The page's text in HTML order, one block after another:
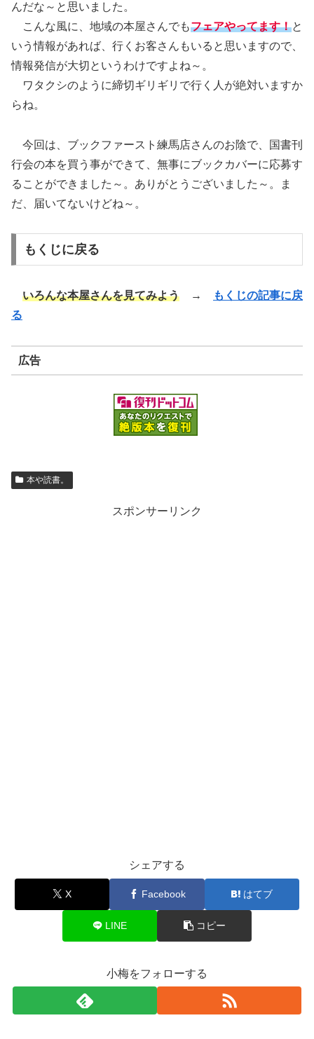
んだな～と思いました。
こんな風に、地域の本屋さんでもフェアやってます！と
いう情報があれば、行くお客さんもいると思いますので、
情報発信が大切というわけですよね～。
ワタクシのように締切ギリギリで行く人が絶対いますか
らね。
今回は、ブックファースト練馬店さんのお陰で、国書刊
行会の本を買う事ができて、無事にブックカバーに応募す
ることができました～。ありがとうございました～。ま
だ、届いてないけどね～。
もくじに戻る
いろんな本屋さんを見てみよう →
もくじの記事に戻
る
広告
本や読書。
スポンサーリンク
シェアする
X Facebook はてブ
LINE コピー
小梅をフォローする